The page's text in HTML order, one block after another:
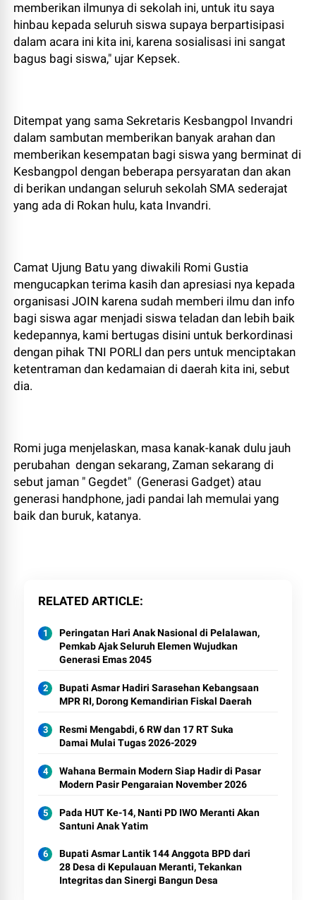
memberikan ilmunya di sekolah ini, untuk itu saya
hinbau kepada seluruh siswa supaya berpartisipasi
dalam acara ini kita ini, karena sosialisasi ini sangat
bagus bagi siswa," ujar Kepsek.
Ditempat yang sama Sekretaris Kesbangpol Invandri
dalam sambutan memberikan banyak arahan dan
memberikan kesempatan bagi siswa yang berminat di
Kesbangpol dengan beberapa persyaratan dan akan
di berikan undangan seluruh sekolah SMA sederajat
yang ada di Rokan hulu, kata Invandri.
Camat Ujung Batu yang diwakili Romi Gustia
mengucapkan terima kasih dan apresiasi nya kepada
organisasi JOIN karena sudah memberi ilmu dan info
bagi siswa agar menjadi siswa teladan dan lebih baik
kedepannya, kami bertugas disini untuk berkordinasi
dengan pihak TNI PORLl dan pers untuk menciptakan
ketentraman dan kedamaian di daerah kita ini, sebut
dia.
Romi juga menjelaskan, masa kanak-kanak dulu jauh
perubahan dengan sekarang, Zaman sekarang di
sebut jaman " Gegdet" (Generasi Gadget) atau
generasi handphone, jadi pandai lah memulai yang
baik dan buruk, katanya.
RELATED ARTICLE
Peringatan Hari Anak Nasional di Pelalawan,
Pemkab Ajak Seluruh Elemen Wujudkan
Generasi Emas 2045
Bupati Asmar Hadiri Sarasehan Kebangsaan
MPR RI, Dorong Kemandirian Fiskal Daerah
Resmi Mengabdi, 6 RW dan 17 RT Suka
Damai Mulai Tugas 2026-2029
Wahana Bermain Modern Siap Hadir di Pasar
Modern Pasir Pengaraian November 2026
Pada HUT Ke-14, Nanti PD IWO Meranti Akan
Santuni Anak Yatim
Bupati Asmar Lantik 144 Anggota BPD dari
28 Desa di Kepulauan Meranti, Tekankan
Integritas dan Sinergi Bangun Desa